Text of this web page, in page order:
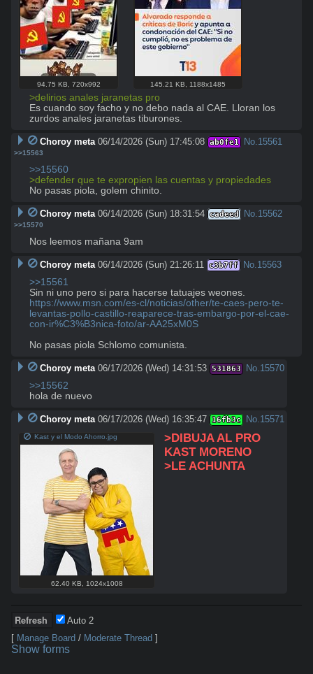
94.75 KB, 720x992 145.21 KB, 1188x1485
>delirios anales jaranetas pro
Es cuando soy facho y no debo nada al CAE. Lloran los
zurdos anales jaranetas tiburones.
Choroy meta 06/14/2026 (Sun) 17:45:08 ab0fe1 No. 15561
>>15563
>>15560
>defender que te expropien las cuentas y propiedades
No pasas piola, golem chinito.
Choroy meta 06/14/2026 (Sun) 18:31:54 cadeed No. 15562
>>15570
Nos leemos mañana 9am
Choroy meta 06/14/2026 (Sun) 21:26:11 c3b7ff No. 15563
>>15561
https://www.msn.com/es-cl/noticias/other/te-caes-pero-te-
levantas-pollo-castillo-reaparece-tras-embargo-por-el-cae-
con-ir%C3%B3nica-foto/ar-AA25xM0S
No pasas piola Schlomo comunista.
Choroy meta 06/17/2026 (Wed) 14:31:53 531863 No. 15570
>>15562
hola de nuevo
Choroy meta 06/17/2026 (Wed) 16:35:47 16fb3c No. 15571
Kast y el Modo Ahorro.jpg
62.40 KB 1024x1008
>DIBUJA AL PRO
KAST MORENO
>LE ACHUNTA
Auto1
[ Manage Board / Moderate Thread ]
Show forms